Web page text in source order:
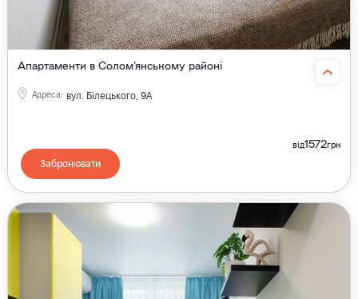
Апартаменти в Солом'янському районі
Адреса: вул. Білецького, 9А
від1572грн
Забронювати